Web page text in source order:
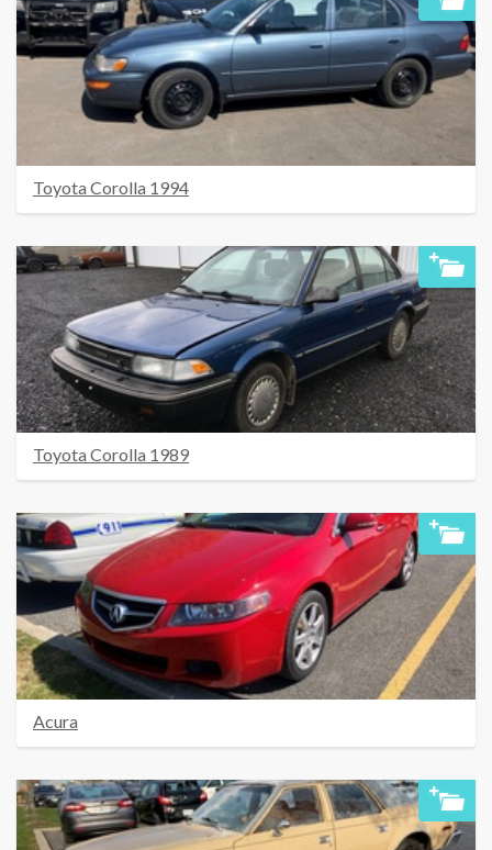
Toyota Corolla 1994
Toyota Corolla 1989
Acura